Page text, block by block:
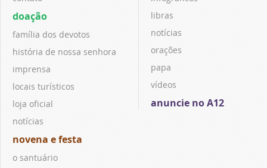
doação
família dos devotos
história de nossa senhora
imprensa
locais turísticos
loja oficial
notícias
novena e festa
o santuário
libras
notícias
orações
papa
vídeos
anuncie no A12